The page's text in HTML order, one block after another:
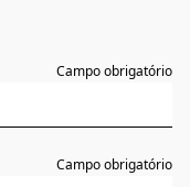
Campo obrigatório
Campo obrigatório